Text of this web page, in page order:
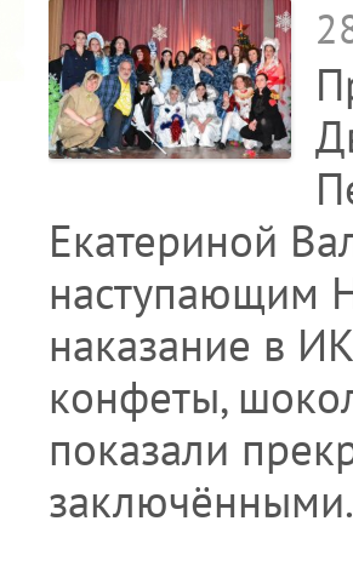
Екатериной
наступающим
наказание в
конфеты,
показали